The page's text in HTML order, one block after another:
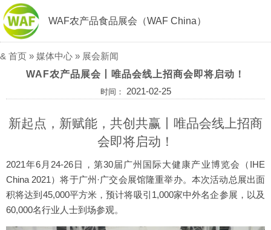
WAF农产品食品展会（WAF China）
& 首页 » 媒体中心 » 展会新闻
WAF农产品展会丨唯品会线上招商会即将启动！
时间： 2021-02-25
新起点，新赋能，共创共赢丨唯品会线上招商
会即将启动！
2021年6月24-26日，第30届广州国际大健康产业博览会（IHE
China 2021）将于广州·广交会展馆隆重举办。本次活动总展出面
积将达到45,000平方米，预计将吸引1,000家中外名企参展，以及
60,000名行业人士到场参观。